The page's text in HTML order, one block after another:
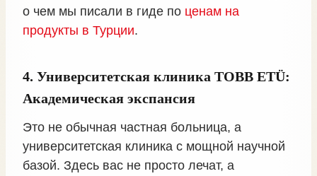
о чем мы писали в гиде по ценам на
продукты в Турции.
4. Университетская клиника TOBB ETÜ:
Академическая экспансия
Это не обычная частная больница, а
университетская клиника с мощной научной
базой. Здесь вас не просто лечат, а